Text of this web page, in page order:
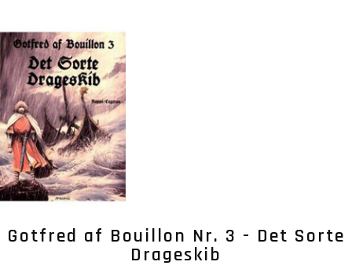
Gotfred af Bouillon Nr. 3 - Det Sorte
Drageskib